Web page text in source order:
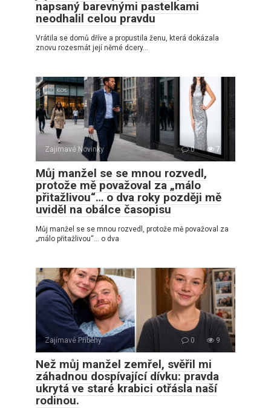
napsaný barevnými pastelkami
neodhalil celou pravdu
Vrátila se domů dříve a propustila ženu, která dokázala
znovu rozesmát její němé dcery…
Zajímavé Novinky 0 7
Můj manžel se se mnou rozvedl,
protože mě považoval za „málo
přitažlivou“… o dva roky později mě
uviděl na obálce časopisu
Můj manžel se se mnou rozvedl, protože mě považoval za
„málo přitažlivou“… o dva
Zajímavé Příběhy 0 9
Než můj manžel zemřel, svěřil mi
záhadnou dospívající dívku: pravda
ukrytá ve staré krabici otřásla naší
rodinou.